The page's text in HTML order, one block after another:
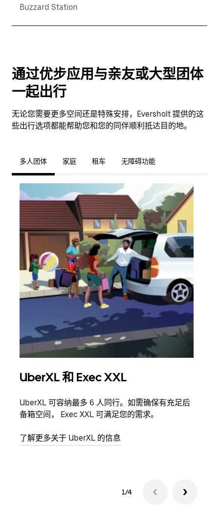
Buzzard Station
通过优步应用与亲友或大型团体
一起出行
无论您需要更多空间还是特殊安排，Eversholt 提供的这
些出行选项都能帮助您和您的同伴顺利抵达目的地。
多人团体 家庭 租车 无障碍功能
UberXL 和 Exec XXL
UberXL 可容纳最多 6 人同行。如需确保有充足后
备箱空间， Exec XXL 可满足您的需求。
了解更多关于 UberXL 的信息
1/4